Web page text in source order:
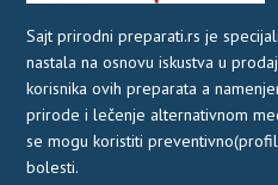
Sajt prirodni preparati.rs je
nastala na osnovu iskustva u
korisnika ovih preparata a
prirode i lečenje alternativnom
se mogu koristiti
bolesti.